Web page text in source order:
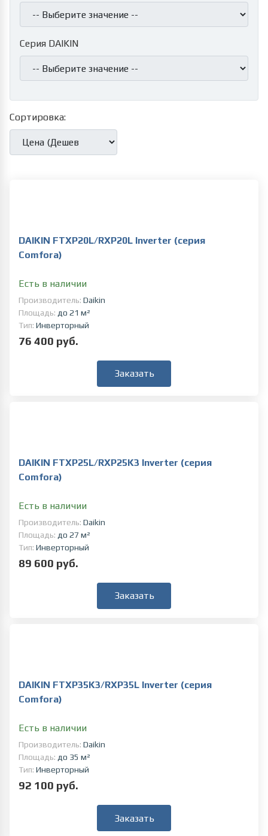
Серия DAIKIN
Сортировка:
DAIKIN FTXP20L/RXP20L Inverter (серия
Comfora)
Есть в наличии
Производитель: Daikin
Площадь: до 21 м²
Тип: Инверторный
76 400 руб.
Заказать
DAIKIN FTXP25L/RXP25K3 Inverter (серия
Comfora)
Есть в наличии
Производитель: Daikin
Площадь: до 27 м²
Тип: Инверторный
89 600 руб.
Заказать
DAIKIN FTXP35K3/RXP35L Inverter (серия
Comfora)
Есть в наличии
Производитель: Daikin
Площадь: до 35 м²
Тип: Инверторный
92 100 руб.
Заказать